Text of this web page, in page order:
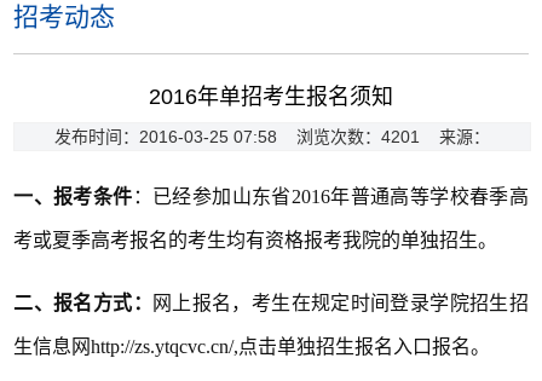
招考动态
招考动态>> 正文
2016年单招考生报名须知
发布时间：2016-03-25 07:58 浏览次数： 4201 来源：
一、报考条件 ：已经参加山东省2016年普通高等学校春季高
考或夏季高考报名的考生均有资格报考我院的单独招生。
二、报名方式： 网上报名，考生在规定时间登录学院招生招
生信息网http://zs.ytqcvc.cn/,点击单独招生报名入口报名。